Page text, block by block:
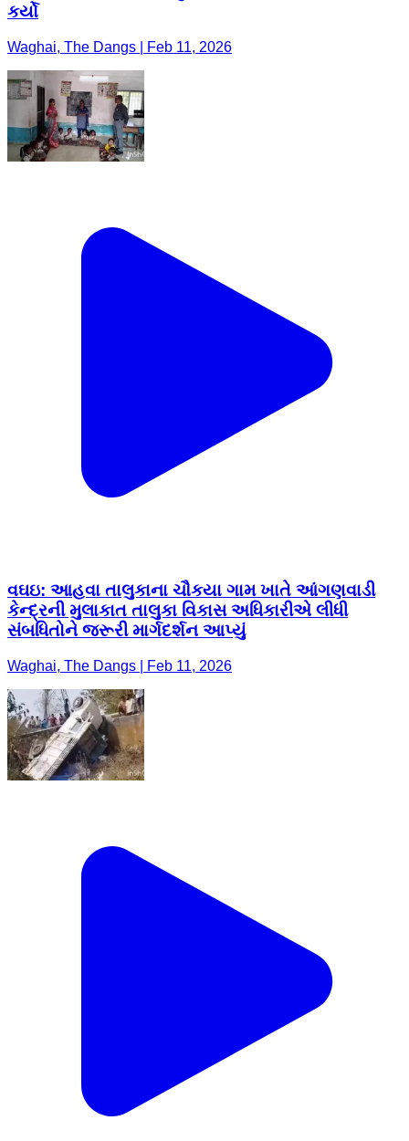
કર્યો
Waghai, The Dangs | Feb 11, 2026
વઘઇ: આહવા તાલુકાના ચૌકયા ગામ ખાતે આંગણવાડી
કેન્દ્રની મુલાકાત તાલુકા વિકાસ અધિકારીએ લીધી
સંબધિતોને જરૂરી માર્ગદર્શન આપ્યું
Waghai, The Dangs | Feb 11, 2026